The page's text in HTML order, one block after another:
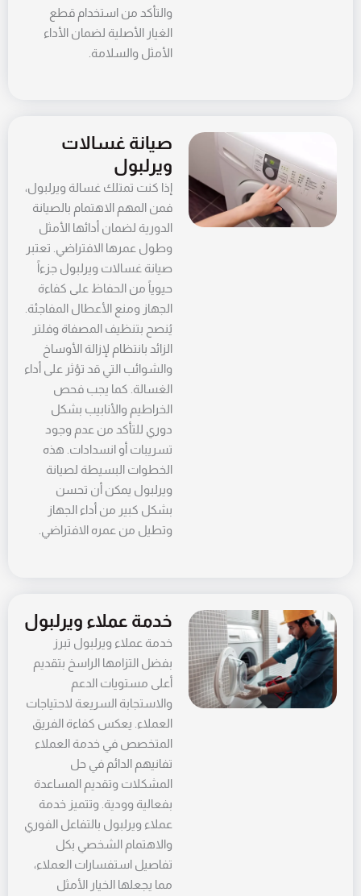
والتأكد من استخدام قطع
الغيار الأصلية لضمان الأداء
الأمثل والسلامة.
صيانة غسالات
ويرلبول
إذا كنت تمتلك غسالة ويرلبول،
فمن المهم الاهتمام بالصيانة
الدورية لضمان أدائها الأمثل
وطول عمرها الافتراضي. تعتبر
صيانة غسالات ويرلبول جزءاً
حيوياً من الحفاظ على كفاءة
الجهاز ومنع الأعطال المفاجئة.
يُنصح بتنظيف المصفاة وفلتر
الزائد بانتظام لإزالة الأوساخ
والشوائب التي قد تؤثر على أداء
الغسالة. كما يجب فحص
الخراطيم والأنابيب بشكل
دوري للتأكد من عدم وجود
تسريبات أو انسدادات. هذه
الخطوات البسيطة لصيانة
ويرلبول يمكن أن تحسن
بشكل كبير من أداء الجهاز
وتطيل من عمره الافتراضي.
خدمة عملاء ويرلبول
خدمة عملاء ويرلبول تبرز
بفضل التزامها الراسخ بتقديم
أعلى مستويات الدعم
والاستجابة السريعة لاحتياجات
العملاء. يعكس كفاءة الفريق
المتخصص في خدمة العملاء
تفانيهم الدائم في حل
المشكلات وتقديم المساعدة
بفعالية وودية. وتتميز خدمة
عملاء ويرلبول بالتفاعل الفوري
والاهتمام الشخصي بكل
تفاصيل استفسارات العملاء،
مما يجعلها الخيار الأمثل